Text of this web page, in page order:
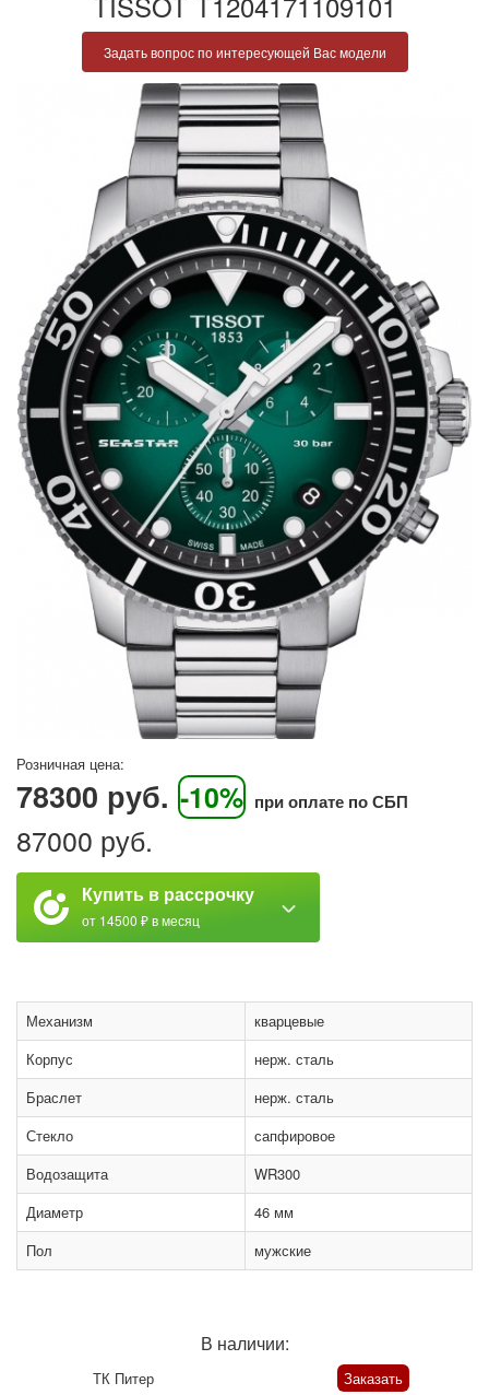
Задать вопрос по интересующей Вас модели
Розничная цена:
78300 руб. -10% при оплате по СБП
87000 руб.
Купить в рассрочку
от 14500 ₽ в месяц
Механизм
кварцевые
Корпус
нерж. сталь
Браслет
нерж. сталь
Стекло
сапфировое
Водозащита
WR300
Диаметр
46 мм
Пол
мужские
В наличии:
ТК Питер Заказать